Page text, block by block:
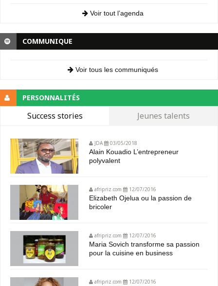
Voir tout l’agenda
COMMUNIQUE
Voir tous les communiqués
PERSONNALITÉS
Success stories Jeunes talents
JDA 03/05/2018
Alain Kouadio L’entrepreneur
polyvalent
afripriz.com 12/07/2016
Elizabeth Ojelua ou la passion de
bricoler
afripriz.com 12/07/2016
Maria Sovich transforme sa passion
pour la cuisine en business
afripriz.com 12/07/2016